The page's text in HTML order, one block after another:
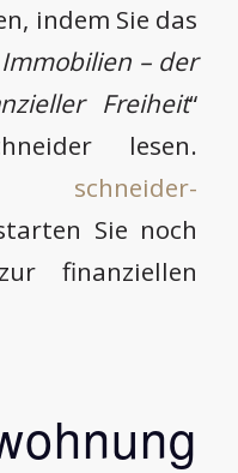
indem Sie das
– der
Freiheit“
lesen.
schneider-
Sie noch
finanziellen